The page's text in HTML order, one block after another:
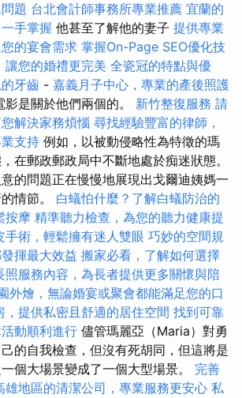
題 台北會計師事務所專業推薦 宜蘭的
手掌握 他甚至了解他的妻子 提供專業
的宴會需求 掌握On-Page SEO優化技
讓您的婚禮更完美 全瓷冠的特點與優
牙齒 - 嘉義月子中心，專業的產後照護
是關於他們兩個的。 新竹整復服務 請
解決家務煩惱 尋找經驗豐富的律師，
支持 例如，以被動侵略性為特徵的瑪
在郵政郵政局中不斷地處於痴迷狀態。
的問題正在慢慢地展現出戈爾迪姨媽一
情節。 白蟻怕什麼？了解白蟻防治的
按摩 精準聽力檢查，為您的聽力健康提
手術，輕鬆擁有迷人雙眼 巧妙的空間規
揮最大效益 搬家必看，了解如何選擇
照服務內容，為長者提供更多關懷與陪
外燴，無論婚宴或聚會都能滿足您的口
，提供私密且舒適的居住空間 找到可靠
動順利進行 儘管瑪麗亞（Maria）對勇
的自我檢查，但沒有死胡同，但這將是
個大場景變成了一個大型場景。 完善
雄地區的清潔公司，專業服務更安心 私